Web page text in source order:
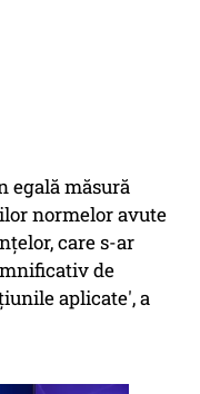
egală măsură
normelor avute
care s-ar
de
aplicate', a